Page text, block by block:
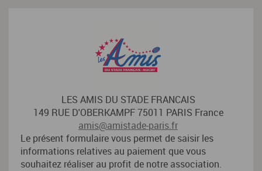
LES AMIS DU STADE FRANCAIS
149 RUE D'OBERKAMPF 75011 PARIS France
amis@amistade-paris.fr
Le présent formulaire vous permet de saisir les
informations relatives au paiement que vous
souhaitez réaliser au profit de notre association.